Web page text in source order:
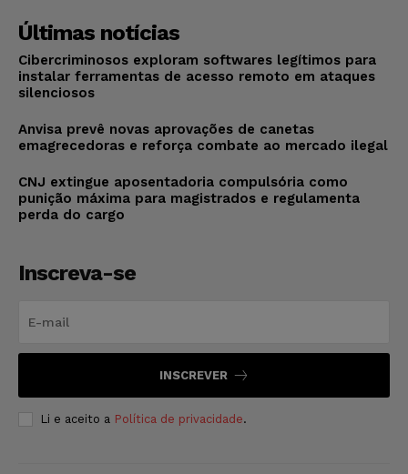
Últimas notícias
Cibercriminosos exploram softwares legítimos para
instalar ferramentas de acesso remoto em ataques
silenciosos
Anvisa prevê novas aprovações de canetas
emagrecedoras e reforça combate ao mercado ilegal
CNJ extingue aposentadoria compulsória como
punição máxima para magistrados e regulamenta
perda do cargo
Inscreva-se
INSCREVER
Li e aceito a Política de privacidade.